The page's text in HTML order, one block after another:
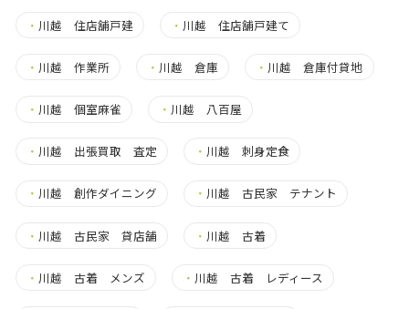
・ 川越 住店舗戸建 ・ 川越 住店舗戸建て
・ 川越 作業所 ・ 川越 倉庫 ・ 川越 倉庫付貸地
・ 川越 個室麻雀 ・ 川越 八百屋
・ 川越 出張買取 査定 ・ 川越 刺身定食
・ 川越 創作ダイニング ・ 川越 古民家 テナント
・ 川越 古民家 貸店舗 ・ 川越 古着
・ 川越 古着 メンズ ・ 川越 古着 レディース